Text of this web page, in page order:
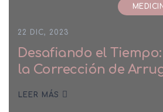
22 DIC, 2023
Desafiando el
la Corrección de
LEER MÁS